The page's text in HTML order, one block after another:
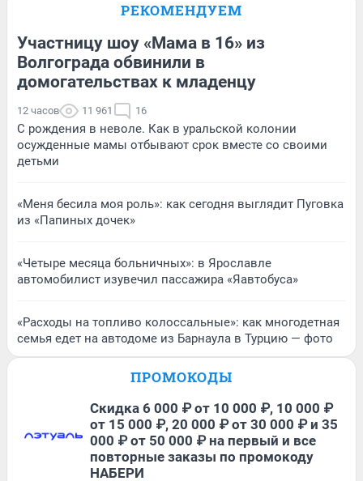
РЕКОМЕНДУЕМ
Участницу шоу «Мама в 16» из
Волгограда обвинили в
домогательствах к младенцу
12 часов 11 961 16
С рождения в неволе. Как в уральской колонии
осужденные мамы отбывают срок вместе со своими
детьми
«Меня бесила моя роль»: как сегодня выглядит Пуговка
из «Папиных дочек»
«Четыре месяца больничных»: в Ярославле
автомобилист изувечил пассажира «Яавтобуса»
«Расходы на топливо колоссальные»: как многодетная
семья едет на автодоме из Барнаула в Турцию — фото
ПРОМОКОДЫ
Скидка 6 000 ₽ от 10 000 ₽, 10 000 ₽
от 15 000 ₽, 20 000 ₽ от 30 000 ₽ и 35
000 ₽ от 50 000 ₽ на первый и все
повторные заказы по промокоду
НАБЕРИ